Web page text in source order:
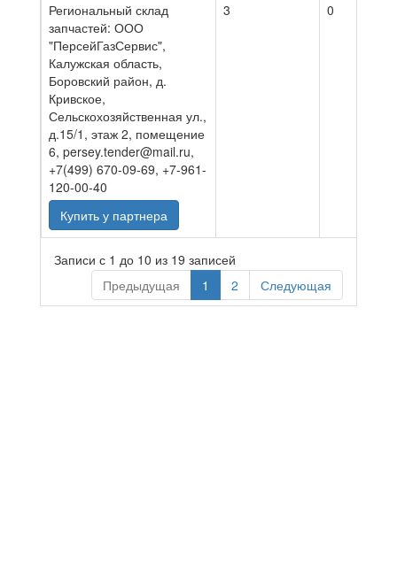
Региональный склад
запчастей: ООО
"ПерсейГазСервис",
Калужская область,
Боровский район, д.
Кривское,
Сельскохозяйственная ул.,
д.15/1, этаж 2, помещение
6, persey.tender@mail.ru,
+7(499) 670-09-69, +7-961-
120-00-40
Купить у партнера
3 0
Записи с 1 до 10 из 19 записей
Предыдущая
1 2 Следующая